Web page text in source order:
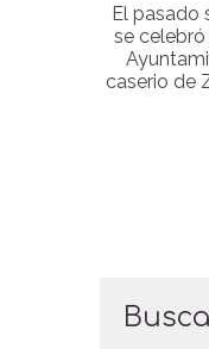
El pasado
se
caserio de